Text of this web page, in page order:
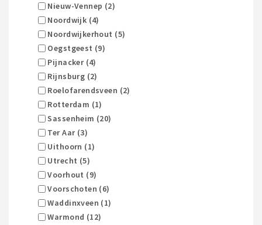
Nieuw-Vennep (2)
Noordwijk (4)
Noordwijkerhout (5)
Oegstgeest (9)
Pijnacker (4)
Rijnsburg (2)
Roelofarendsveen (2)
Rotterdam (1)
Sassenheim (20)
Ter Aar (3)
Uithoorn (1)
Utrecht (5)
Voorhout (9)
Voorschoten (6)
Waddinxveen (1)
Warmond (12)